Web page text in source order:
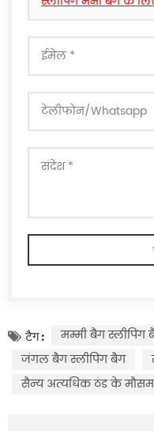
टैग : मम्मी बैग स्लीपिंग
जंगल बैग स्लीपिंग बैग
सैन्य अत्यधिक ठंड के मौसम